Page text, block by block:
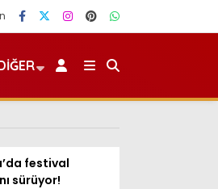
festival
sürüyor!